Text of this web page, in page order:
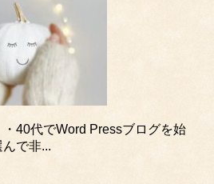
40代でWord Pressブログを始
で非...